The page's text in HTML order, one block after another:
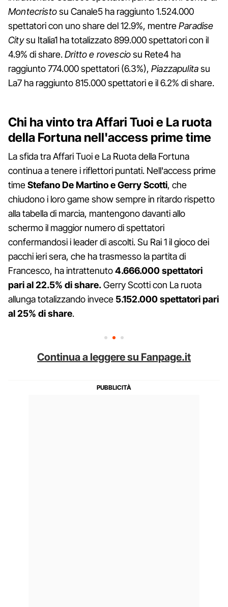
Montecristosu Canale5 ha raggiunto 1.524.000
spettatori con uno share del 12.9%, mentreParadise
Citysu Italia1 ha totalizzato 899.000 spettatori con il
4.9% di share.Dritto e rovesciosu Rete4 ha
raggiunto 774.000 spettatori (6.3%), Piazzapulitasu
La7 ha raggiunto 815.000 spettatori e il 6.2% di share.
Chi ha vinto tra Affari Tuoi e La ruota
della Fortuna nell'access prime time
La sfida tra Affari Tuoi e La Ruota della Fortuna
continua a tenere i riflettori puntati. Nell'access prime
timeStefano De Martino e Gerry Scotti, che
chiudono i loro game show sempre in ritardo rispetto
alla tabella di marcia, mantengono davanti allo
schermo il maggior numero di spettatori
confermandosi i leader di ascolti. Su Rai 1 il gioco dei
pacchi ieri sera, che ha trasmesso la partita di
Francesco, ha intrattenuto4.666.000 spettatori
pari al 22.5% di share.Gerry Scotti con La ruota
allunga totalizzando invece 5.152.000 spettatori pari
al 25% di share.
Continua a leggere su Fanpage.it